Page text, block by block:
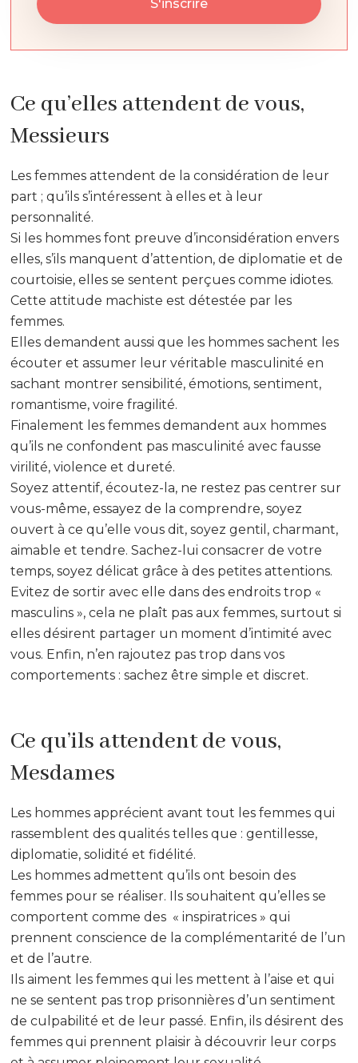
Ce qu’elles attendent de vous,
Messieurs
Les femmes attendent de la considération de leur
part ; qu’ils s’intéressent à elles et à leur
personnalité.
Si les hommes font preuve d’inconsidération envers
elles, s’ils manquent d’attention, de diplomatie et de
courtoisie, elles se sentent perçues comme idiotes.
Cette attitude machiste est détestée par les
femmes.
Elles demandent aussi que les hommes sachent les
écouter et assumer leur véritable masculinité en
sachant montrer sensibilité, émotions, sentiment,
romantisme, voire fragilité.
Finalement les femmes demandent aux hommes
qu’ils ne confondent pas masculinité avec fausse
virilité, violence et dureté.
Soyez attentif, écoutez-la, ne restez pas centrer sur
vous-même, essayez de la comprendre, soyez
ouvert à ce qu’elle vous dit, soyez gentil, charmant,
aimable et tendre. Sachez-lui consacrer de votre
temps, soyez délicat grâce à des petites attentions.
Evitez de sortir avec elle dans des endroits trop «
masculins », cela ne plaît pas aux femmes, surtout si
elles désirent partager un moment d’intimité avec
vous. Enfin, n’en rajoutez pas trop dans vos
comportements : sachez être simple et discret.
Ce qu’ils attendent de vous,
Mesdames
Les hommes apprécient avant tout les femmes qui
rassemblent des qualités telles que : gentillesse,
diplomatie, solidité et fidélité.
Les hommes admettent qu’ils ont besoin des
femmes pour se réaliser. Ils souhaitent qu’elles se
comportent comme des « inspiratrices » qui
prennent conscience de la complémentarité de l’un
et de l’autre.
Ils aiment les femmes qui les mettent à l’aise et qui
ne se sentent pas trop prisonnières d’un sentiment
de culpabilité et de leur passé. Enfin, ils désirent des
femmes qui prennent plaisir à découvrir leur corps